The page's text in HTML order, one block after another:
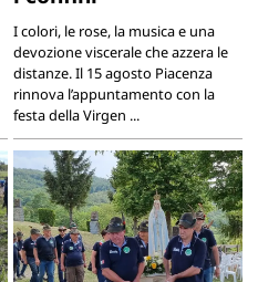
I colori, le rose, la musica e una
devozione viscerale che azzera le
distanze. Il 15 agosto Piacenza
rinnova l’appuntamento con la
festa della Virgen ...